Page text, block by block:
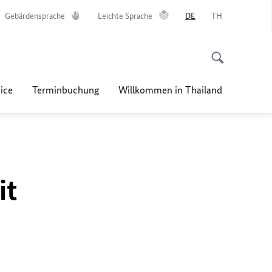
Gebärdensprache Leichte Sprache DE TH
Terminbuchung Willkommen in Thailand